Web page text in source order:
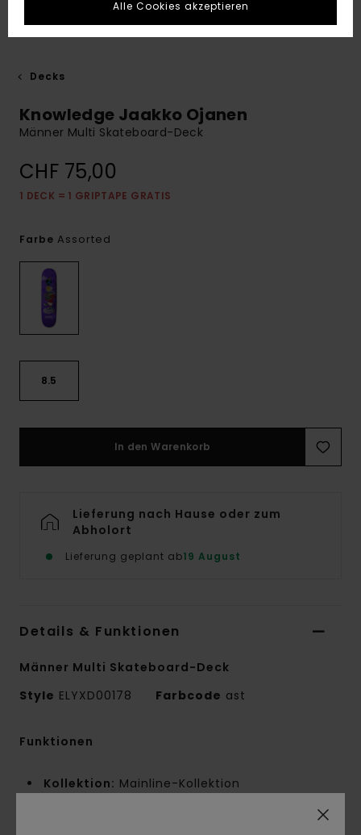
Decks
Knowledge Jaakko Ojanen
Männer Multi Skateboard-Deck
CHF 75,00
1 DECK = 1 GRIPTAPE GRATIS
Farbe Assorted
8.5
In den Warenkorb
Lieferung nach Hause oder zum
Abholort
Lieferung geplant ab19 August
Details & Funktionen
Männer Multi Skateboard-Deck
Style ELYXD00178 Farbcode ast
Funktionen
Kollektion: Mainline-Kollektion
Alle Cookies akzeptieren